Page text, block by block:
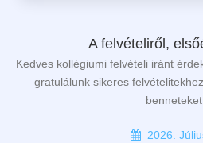
A felvételiről,
Kedves kollégiumi felvételi iránt
gratulálunk sikeres
2026.